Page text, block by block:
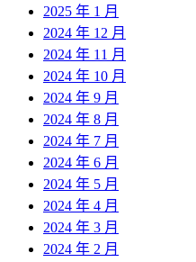
2025 年 1 月
2024 年 12 月
2024 年 11 月
2024 年 10 月
2024 年 9 月
2024 年 8 月
2024 年 7 月
2024 年 6 月
2024 年 5 月
2024 年 4 月
2024 年 3 月
2024 年 2 月